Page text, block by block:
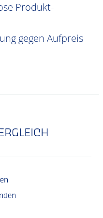
Produkt-
gegen Aufpreis